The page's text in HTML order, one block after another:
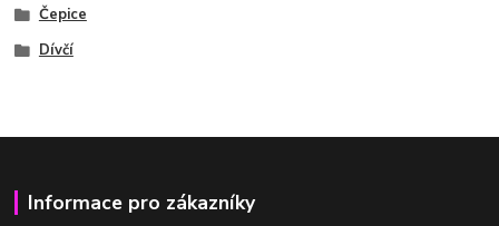
Čepice
Dívčí
Informace pro zákazníky